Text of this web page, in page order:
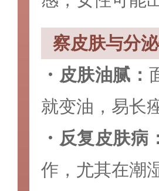
察皮肤与分
・皮肤油腻‌：
就变油，易长
・反复皮肤病‌：
作，尤其在潮